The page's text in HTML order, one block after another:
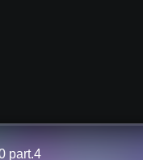
part.4